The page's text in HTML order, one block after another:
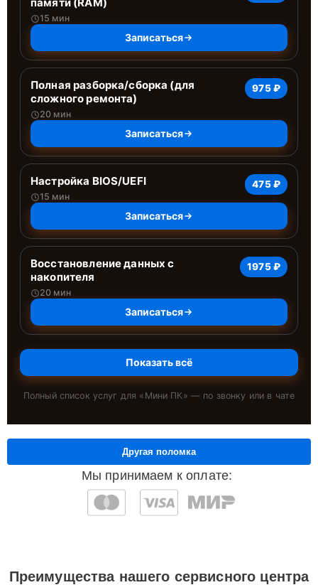
15 мин
Записаться
Полная разборка/сборка (для
сложного ремонта)
20 мин
975 ₽
Записаться
Настройка BIOS/UEFI
15 мин
475 ₽
Записаться
Восстановление данных с
накопителя
20 мин
1975 ₽
Записаться
Показать всё
Полный список услуг для « Мини ПК» — по звонку или в чате
Мы принимаем к оплате:
Другая поломка
Преимущества нашего сервисного центра